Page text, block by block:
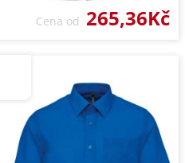
Cena od 265,36Kč